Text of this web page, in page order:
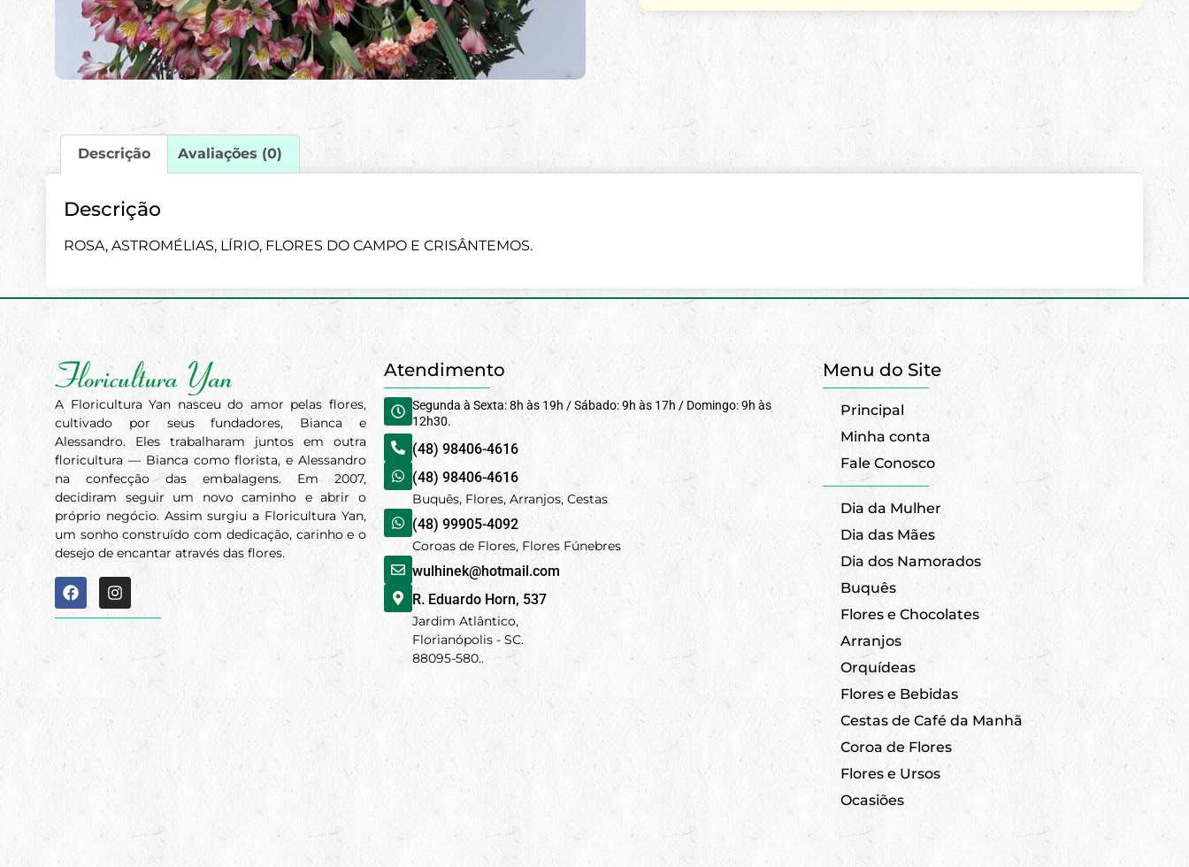
Descrição Avaliações (0)
Descrição
ROSA, ASTROMÉLIAS, LÍRIO, FLORES DO CAMPO E CRISÂNTEMOS.
A Floricultura Yan nasceu do amor pelas flores,
cultivado por seus fundadores, Bianca e
Alessandro. Eles trabalharam juntos em outra
floricultura — Bianca como florista, e Alessandro
na confecção das embalagens. Em 2007,
decidiram seguir um novo caminho e abrir o
próprio negócio. Assim surgiu a Floricultura Yan,
um sonho construído com dedicação, carinho e o
desejo de encantar através das flores.
Atendimento
Segunda à Sexta: 8h às 19h / Sábado: 9h às 17h / Domingo: 9h às
12h30.
(48) 98406-4616
(48) 98406-4616
Buquês, Flores, Arranjos, Cestas
(48) 99905-4092
Coroas de Flores, Flores Fúnebres
wulhinek@hotmail.com
R. Eduardo Horn, 537
Jardim Atlântico,
Florianópolis - SC.
88095-580..
Menu do Site
Principal
Minha conta
Fale Conosco
Dia da Mulher
Dia das Mães
Dia dos Namorados
Buquês
Flores e Chocolates
Arranjos
Orquídeas
Flores e Bebidas
Cestas de Café da Manhã
Coroa de Flores
Flores e Ursos
Ocasiões